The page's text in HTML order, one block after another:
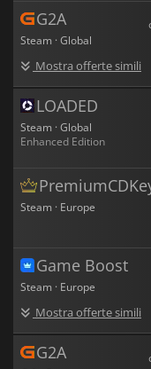
G2A
Steam · Global
Mostra offerte simili
LOADED
Steam · Global
Enhanced Edition
Steam · Europe
Game Boost
Steam · Europe
Mostra offerte simili
G2A